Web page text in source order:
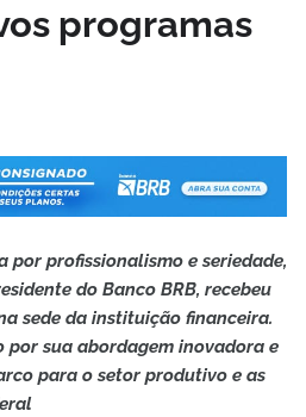
programas
por profissionalismo e seriedade,
do Banco BRB, recebeu
sede da instituição financeira.
por sua abordagem inovadora e
para o setor produtivo e as